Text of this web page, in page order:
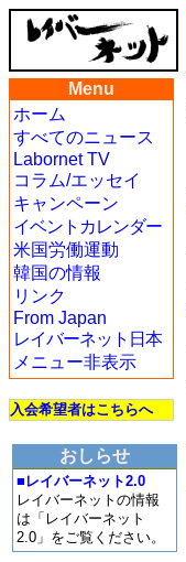
Menu
ホーム
すべてのニュース
Labornet TV
コラム/エッセイ
キャンペーン
イベントカレンダー
米国労働運動
韓国の情報
リンク
From Japan
レイバーネット日本
メニュー非表示
入会希望者はこちらへ
おしらせ
■レイバーネット2.0
レイバーネットの情報
は「レイバーネット
2.0」をご覧ください。